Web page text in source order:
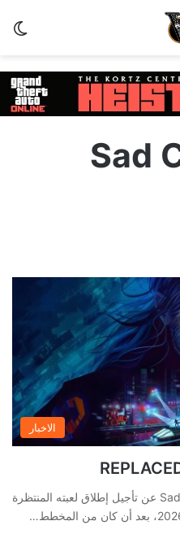
Sad
الاخبار
أعلن استوديو Sad Cat Studios عن تأجيل إطلاق لعبته المنتظرة